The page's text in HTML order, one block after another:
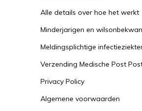
Alle details over hoe het werkt
Minderjarigen en
Meldingsplichtige
Verzending Medische Post
Privacy Policy
Algemene voorwaarden